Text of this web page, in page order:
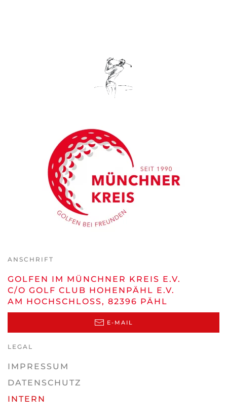
ANSCHRIFT
GOLFEN IM MÜNCHNER KREIS E.V.
C/O GOLF CLUB HOHENPÄHL E.V.
AM HOCHSCHLOSS, 82396 PÄHL
E-MAIL
LEGAL
IMPRESSUM
DATENSCHUTZ
INTERN